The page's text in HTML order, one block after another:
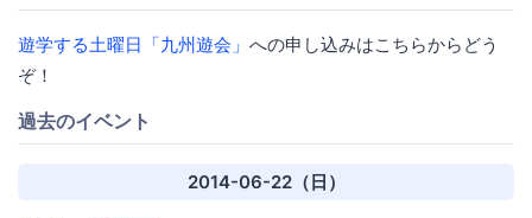
遊学する土曜日「九州遊会」 への申し込みはこちらからどう
ぞ！
過去のイベント
2014-06-22（日）